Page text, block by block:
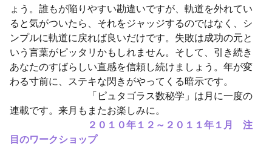
ょう。誰もが陥りやすい勘違いですが、軌道を外れてい
ると気がついたら、それをジャッジするのではなく、シ
ンプルに軌道に戻れば良いだけです。失敗は成功の元と
いう言葉がピッタリかもしれません。そして、引き続き
あなたのすばらしい直感を信頼し続けましょう。年が変
わる寸前に、ステキな閃きがやってくる暗示です。
「ピュタゴラス数秘学」は月に一度の
連載です。来月もまたお楽しみに。
２０１０年１２～２０１１年１月 注
目のワークショップ